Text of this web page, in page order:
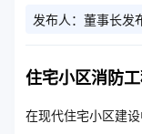
发布人：董事长发
住宅小区消防
在现代住宅小区建